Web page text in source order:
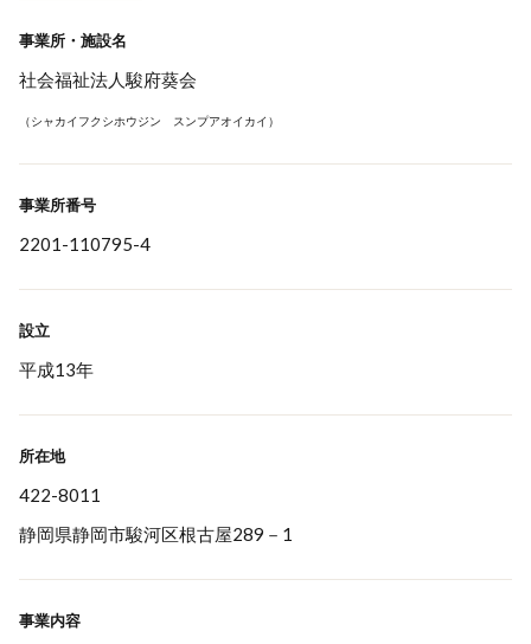
事業所・施設名
社会福祉法人駿府葵会
（シャカイフクシホウジン スンプアオイカイ）
事業所番号
2201-110795-4
設立
平成13年
所在地
422-8011
静岡県静岡市駿河区根古屋289－1
事業内容